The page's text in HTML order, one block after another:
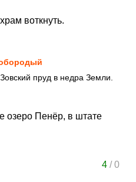
воткнуть.
пруд в недра Земли.
озеро Пенёр, в штате
4/0